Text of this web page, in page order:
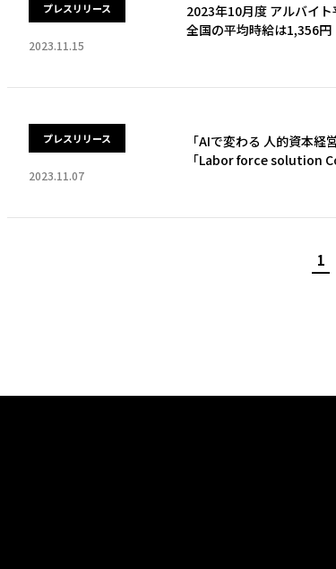
プレスリリース
2023.11.15
2023年10月度 アルバイ
全国の平均時給は1,356
プレスリリース
2023.11.07
「AIで変わる 人的資本
「Labor force solution
1